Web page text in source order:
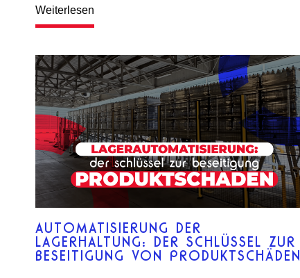
Weiterlesen
AUTOMATISIERUNG DER
LAGERHALTUNG: DER SCHLÜSSEL ZUR
BESEITIGUNG VON PRODUKTSCHÄDEN